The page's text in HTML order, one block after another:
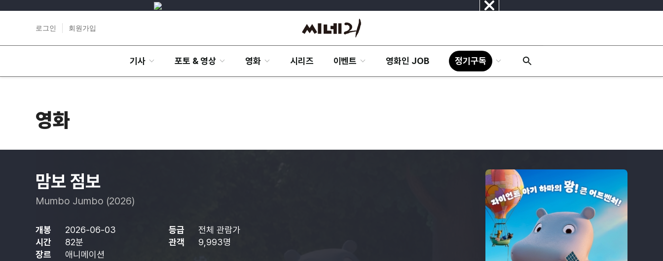
닫
로그인 회원가입
기사 포토 & 영상 영화 시리즈 이벤트 영화인 JOB 정기구독
영화
맘보 점보
Mumbo Jumbo (2026)
개봉 2026-06-03 등급
전체 관람가
시간
82분 관객
9,993명
장르
애니메이션